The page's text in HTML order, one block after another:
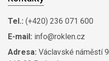
Tel.: (+420) 236 071 600
E-mail: info@roklen.cz
Adresa: Václavské náměstí 9